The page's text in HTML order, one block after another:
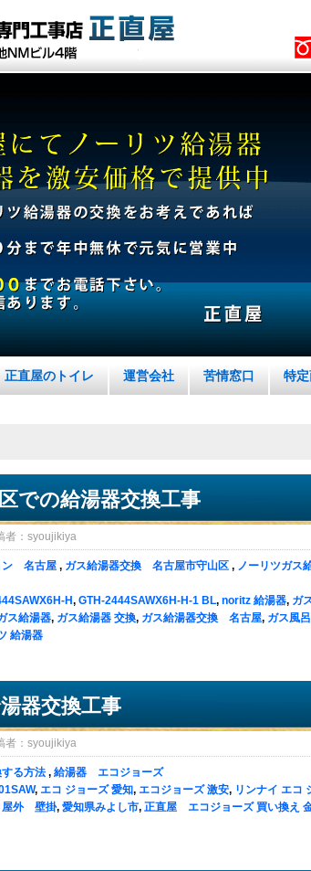
正直屋のトイレ 運営会社 苦情窓口 特
での給湯器交換工事
者：syoujikiya
ン 名古屋 , ガス給湯器交換 名古屋市守山区 , ノーリツガス
H, GTH-2444SAWX6H-H-1 BL, noritz 給湯器, ガ
ス給湯器, ガス給湯器 交換, ガス給湯器交換 名古屋, ガス風
給湯器
器交換工事
者：syoujikiya
る方法 , 給湯器 エコジョーズ
, エコ ジョーズ 愛知, エコジョーズ 激安, リンナイ エコ
屋外 壁掛, 愛知県みよし市, 正直屋 エコジョーズ 買い換え